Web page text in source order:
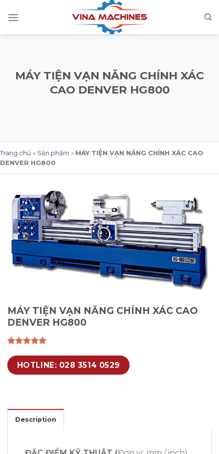
MÁY TIỆN VẠN NĂNG CHÍNH XÁC
CAO DENVER HG800
Trang chủ » Sản phẩm » MÁY TIỆN VẠN NĂNG CHÍNH XÁC CAO
DENVER HG800
MÁY TIỆN VẠN NĂNG CHÍNH XÁC CAO
DENVER HG800
HOTLINE: 028 3514 0529
Description